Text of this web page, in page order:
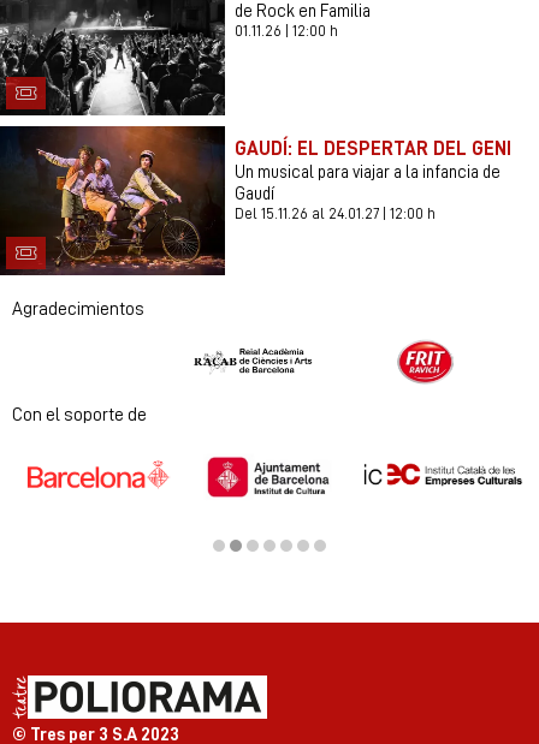
de Rock en Familia
01.11.26 12:00 h
GAUDÍ: EL DESPERTAR DEL GENI
Un musical para viajar a la infancia de
Gaudí
Del 15.11.26 al 24.01.27| 12:00 h
Agradecimientos
Diapositiva 1 de 2
Con el soporte de
© Tres per 3 S.A 2023